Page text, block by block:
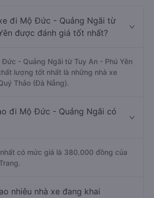
đi Mộ Đức - Quảng Ngãi từ
được đánh giá tốt nhất?
Đức - Quảng Ngãi từ Tuy An - Phú Yên
lượng tốt nhất là những nhà xe
Thảo (Đà Nẵng).
đi Mộ Đức - Quảng Ngãi có
có mức giá là 380.000 đồng của
nhiêu nhà xe đang khai